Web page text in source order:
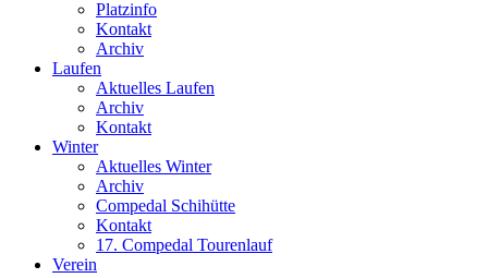
Platzinfo
Kontakt
Archiv
Laufen
Aktuelles Laufen
Archiv
Kontakt
Winter
Aktuelles Winter
Archiv
Compedal Schihütte
Kontakt
17. Compedal Tourenlauf
Verein